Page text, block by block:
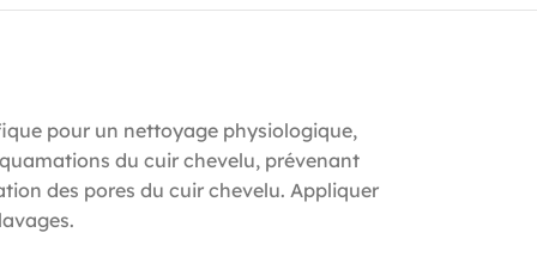
pour un nettoyage physiologique,
du cuir chevelu, prévenant
des pores du cuir chevelu. Appliquer